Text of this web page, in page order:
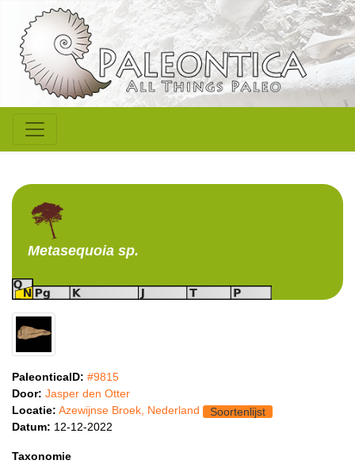
Metasequoia sp.
PaleonticaID: #9815
Door: Jasper den Otter
Locatie: Azewijnse Broek, Nederland
Soortenlijst
Datum: 12-12-2022
Taxonomie